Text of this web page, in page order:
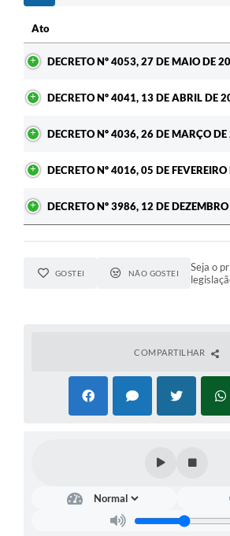
Ato
DECRETO Nº 4053, 27 DE MAIO DE
DECRETO Nº 4041, 13 DE ABRIL DE
DECRETO Nº 4036, 26 DE MARÇO
DECRETO Nº 4016, 05 DE
DECRETO Nº 3986, 12 DE
GOSTEI NÃO GOSTEI
Seja o
COMPARTILHAR